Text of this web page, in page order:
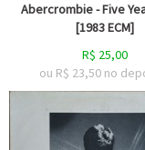
Abercrombie - Five
[1983 ECM]
R$ 25,00
ou R$ 23,50 no